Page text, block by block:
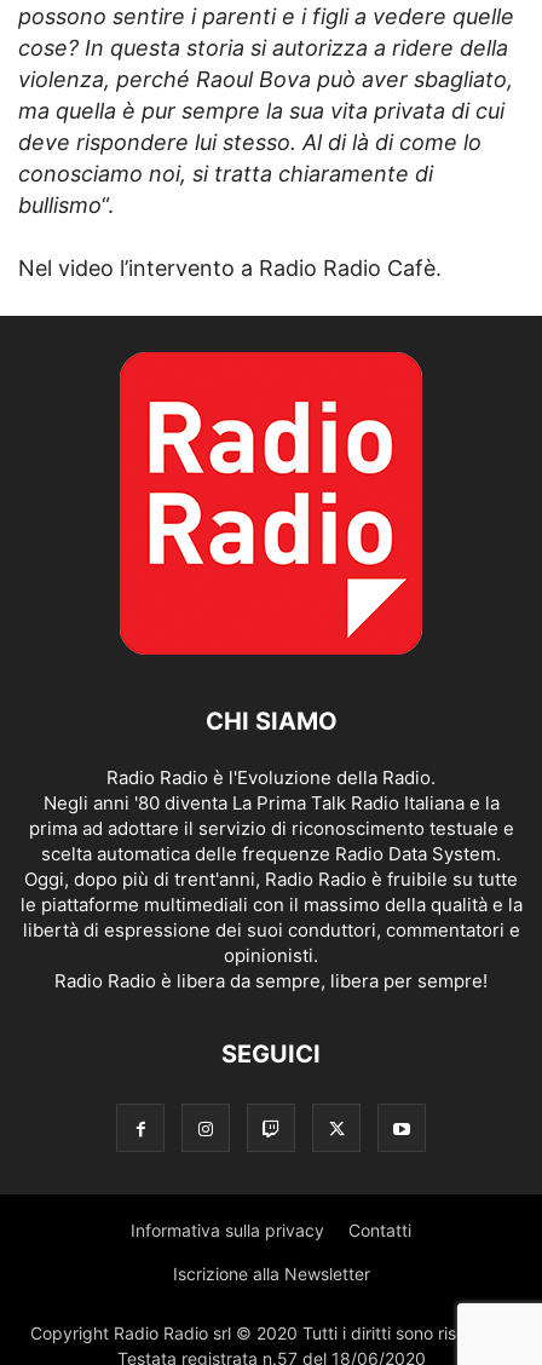
possono sentire i parenti e i figli a vedere quelle
cose? In questa storia si autorizza a ridere della
violenza, perché Raoul Bova può aver sbagliato,
ma quella è pur sempre la sua vita privata di cui
deve rispondere lui stesso. Al di là di come lo
conosciamo noi, si tratta chiaramente di
bullismo“.
Nel video l’intervento a Radio Radio Cafè.
CHI SIAMO
Radio Radio è l'Evoluzione della Radio.
Negli anni '80 diventa La Prima Talk Radio Italiana e la
prima ad adottare il servizio di riconoscimento testuale e
scelta automatica delle frequenze Radio Data System.
Oggi, dopo più di trent'anni, Radio Radio è fruibile su tutte
le piattaforme multimediali con il massimo della qualità e la
libertà di espressione dei suoi conduttori, commentatori e
opinionisti.
Radio Radio è libera da sempre, libera per sempre!
SEGUICI
Informativa sulla privacy Contatti
Iscrizione alla Newsletter
Copyright Radio Radio srl © 2020 Tutti i diritti sono riservati |
Testata registrata n.57 del 18/06/2020